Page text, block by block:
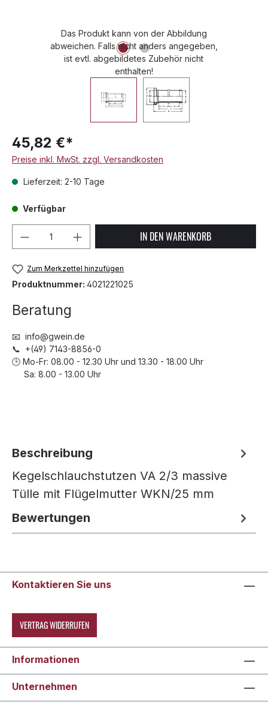
Das Produkt kann von der Abbildung
abweichen. Falls nicht anders angegeben,
ist evtl. abgebildetes Zubehör nicht
enthalten!
45,82 €*
Preise inkl. MwSt. zzgl. Versandkosten
Lieferzeit: 2-10 Tage
Verfügbar
Produkt Anzahl: Gib denIN DEN WARENKORB
Zum Merkzettel hinzufügen
Produktnummer: 4021221025
Beratung
📧 info@gwein.de
📞 +(49) 7143-8856-0
🕒 Mo-Fr: 08.00 - 12.30 Uhr und 13.30 - 18.00 Uhr
Sa: 8.00 - 13.00 Uhr
Beschreibung
Kegelschlauchstutzen VA 2/3 massive
Tülle mit Flügelmutter WKN/25 mm
Bewertungen
Kontaktieren Sie uns
VERTRAG WIDERRUFEN
Informationen
Unternehmen